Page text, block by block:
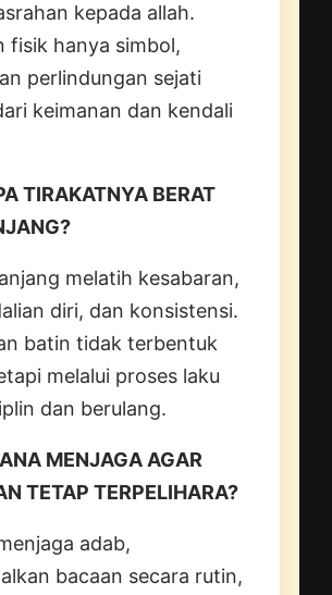
kepada allah.
fisik hanya simbol,
perlindungan sejati
keimanan dan kendali
TIRAKATNYA BERAT
melatih kesabaran,
diri, dan konsistensi.
batin tidak terbentuk
melalui proses laku
dan berulang.
MENJAGA AGAR
TETAP TERPELIHARA?
adab,
bacaan secara rutin,